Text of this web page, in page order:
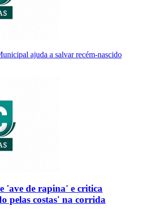
ajuda a salvar recém-nascido
'ave de rapina' e critica
pelas costas' na corrida